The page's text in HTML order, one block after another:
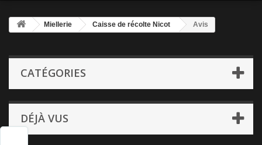
Miellerie Caisse de récolte Nicot Avis
CATÉGORIES
DÉJÀ VUS